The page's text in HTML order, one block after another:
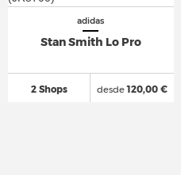
adidas
Stan Smith Lo Pro
2 Shops desde120,00 €